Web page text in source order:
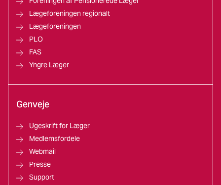
Lægeforeningen regionalt
Lægeforeningen
PLO
FAS
Yngre Læger
Genveje
Ugeskrift for Læger
Medlemsfordele
Webmail
Presse
Support